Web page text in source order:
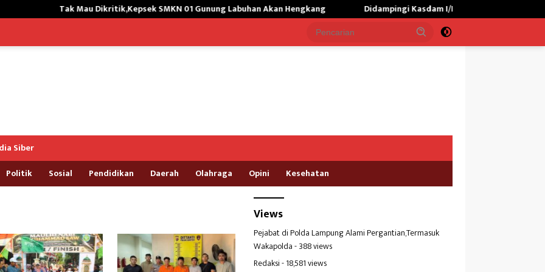
Tak Mau Dikritik,Kepsek SMKN 01 Gunung Labuhan Akan Hengkang Didampingi Kasdam I/BB,Menhan RI Kunjungi Yonif TP 902/
Siber
Politik Sosial Pendidikan Daerah Olahraga Opini Kesehatan
Views
Pejabat di Polda Lampung Alami Pergantian,Termasuk
Wakapolda- 388 views
Redaksi- 18,581 views